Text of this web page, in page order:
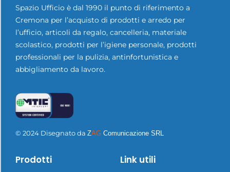
Spazio Ufficio è dal 1990 il punto di riferimento a
Cremona per l’acquisto di prodotti e arredo per
l’ufficio, articoli da regalo, cancelleria, materiale
scolastico, prodotti per l’igiene personale, prodotti
professionali per la pulizia, antinfortunistica e
abbigliamento da lavoro.
© 2024 Disegnato da ZAG Comunicazione SRL
Prodotti Link utili